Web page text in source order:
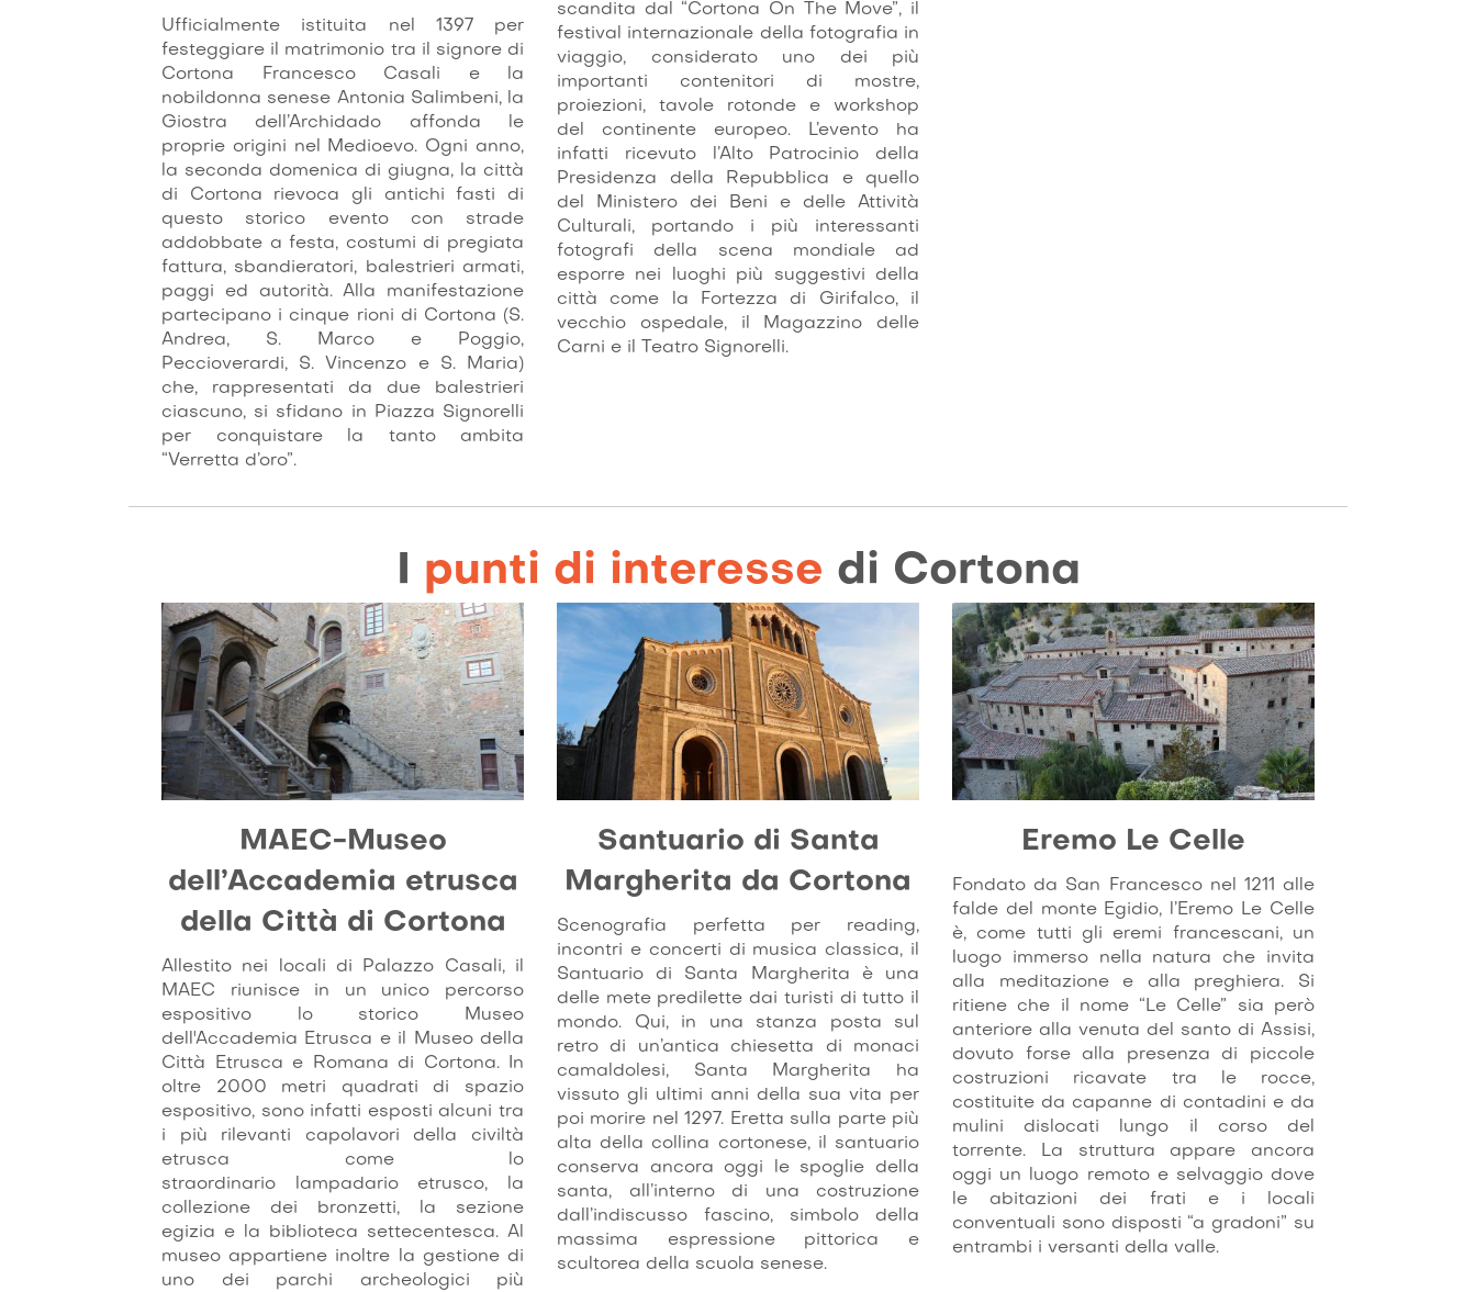
Ufficialmente istituita nel 1397 per
festeggiare il matrimonio tra il signore di
Cortona Francesco Casali e la
nobildonna senese Antonia Salimbeni, la
Giostra dell’Archidado affonda le
proprie origini nel Medioevo. Ogni anno,
la seconda domenica di giugna, la città
di Cortona rievoca gli antichi fasti di
questo storico evento con strade
addobbate a festa, costumi di pregiata
fattura, sbandieratori, balestrieri armati,
paggi ed autorità. Alla manifestazione
partecipano i cinque rioni di Cortona (S.
Andrea, S. Marco e Poggio,
Peccioverardi, S. Vincenzo e S. Maria)
che, rappresentati da due balestrieri
ciascuno, si sfidano in Piazza Signorelli
per conquistare la tanto ambita
“Verretta d’oro”.
scandita dal “Cortona On The Move”, il
festival internazionale della fotografia in
viaggio, considerato uno dei più
importanti contenitori di mostre,
proiezioni, tavole rotonde e workshop
del continente europeo. L’evento ha
infatti ricevuto l’Alto Patrocinio della
Presidenza della Repubblica e quello
del Ministero dei Beni e delle Attività
Culturali, portando i più interessanti
fotografi della scena mondiale ad
esporre nei luoghi più suggestivi della
città come la Fortezza di Girifalco, il
vecchio ospedale, il Magazzino delle
Carni e il Teatro Signorelli.
I punti di interesse di Cortona
MAEC-Museo
dell’Accademia etrusca
della Città di Cortona
Allestito nei locali di Palazzo Casali, il
MAEC riunisce in un unico percorso
espositivo lo storico Museo
dell'Accademia Etrusca e il Museo della
Città Etrusca e Romana di Cortona. In
oltre 2000 metri quadrati di spazio
espositivo, sono infatti esposti alcuni tra
i più rilevanti capolavori della civiltà
etrusca come lo
straordinario lampadario etrusco, la
collezione dei bronzetti, la sezione
egizia e la biblioteca settecentesca. Al
museo appartiene inoltre la gestione di
uno dei parchi archeologici più
Santuario di Santa
Margherita da Cortona
Scenografia perfetta per reading,
incontri e concerti di musica classica, il
Santuario di Santa Margherita è una
delle mete predilette dai turisti di tutto il
mondo. Qui, in una stanza posta sul
retro di un’antica chiesetta di monaci
camaldolesi, Santa Margherita ha
vissuto gli ultimi anni della sua vita per
poi morire nel 1297. Eretta sulla parte più
alta della collina cortonese, il santuario
conserva ancora oggi le spoglie della
santa, all’interno di una costruzione
dall’indiscusso fascino, simbolo della
massima espressione pittorica e
scultorea della scuola senese.
Eremo Le Celle
Fondato da San Francesco nel 1211 alle
falde del monte Egidio, l’Eremo Le Celle
è, come tutti gli eremi francescani, un
luogo immerso nella natura che invita
alla meditazione e alla preghiera. Si
ritiene che il nome “Le Celle” sia però
anteriore alla venuta del santo di Assisi,
dovuto forse alla presenza di piccole
costruzioni ricavate tra le rocce,
costituite da capanne di contadini e da
mulini dislocati lungo il corso del
torrente. La struttura appare ancora
oggi un luogo remoto e selvaggio dove
le abitazioni dei frati e i locali
conventuali sono disposti “a gradoni” su
entrambi i versanti della valle.